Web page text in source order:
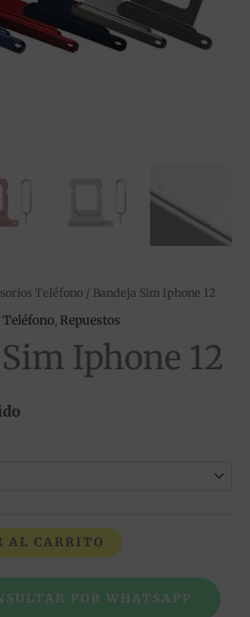
Teléfono / Bandeja Sim Iphone 12
Teléfono, Repuestos
Iphone 12
AL CARRITO
POR WHATSAPP